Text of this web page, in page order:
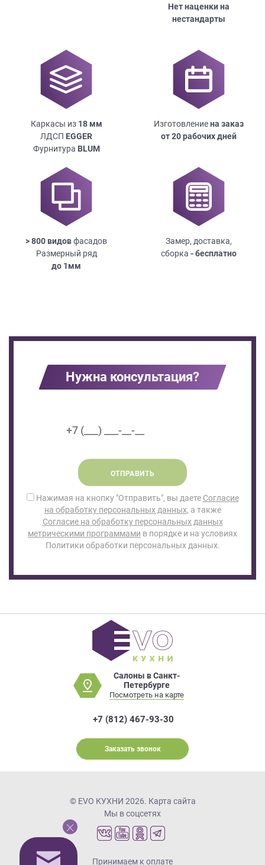
Нет наценки на
нестандарты
Каркасы из 18мм
ЛДСП EGGER
Фурнитура BLUM
Изготовлениена заказ
от 20 рабочих дней
> 800 видовфасадов
Размерный ряд
до 1мм
Замер, доставка,
сборка - бесплатно
Нужна консультация?
ОТПРАВИТЬ
Нажимая на кнопку "Отправить", вы даете Согласие
на обработку персональных данных, а также
Согласие на обработку персональных данных
метрическими программами в порядке и на условиях
Политики обработки персональных данных.
Салоны в Санкт-
Петербурге
Посмотреть на карте
+7 (812) 467-93-30
Заказать звонок
© EVO КУХНИ 2026. Карта сайта
Мы в соцсетях
Принимаем к оплате